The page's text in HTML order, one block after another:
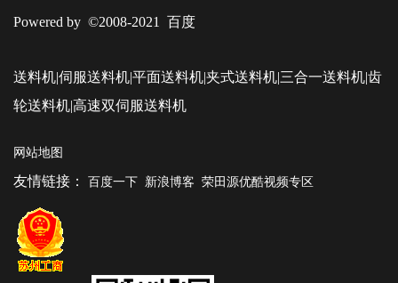
Powered by ©2008-2021 百度
送料机|伺服送料机|平面送料机|夹式送料机|三合一送料机|齿
轮送料机|高速双伺服送料机
网站地图
友情链接： 百度一下 新浪博客 荣田源优酷视频专区